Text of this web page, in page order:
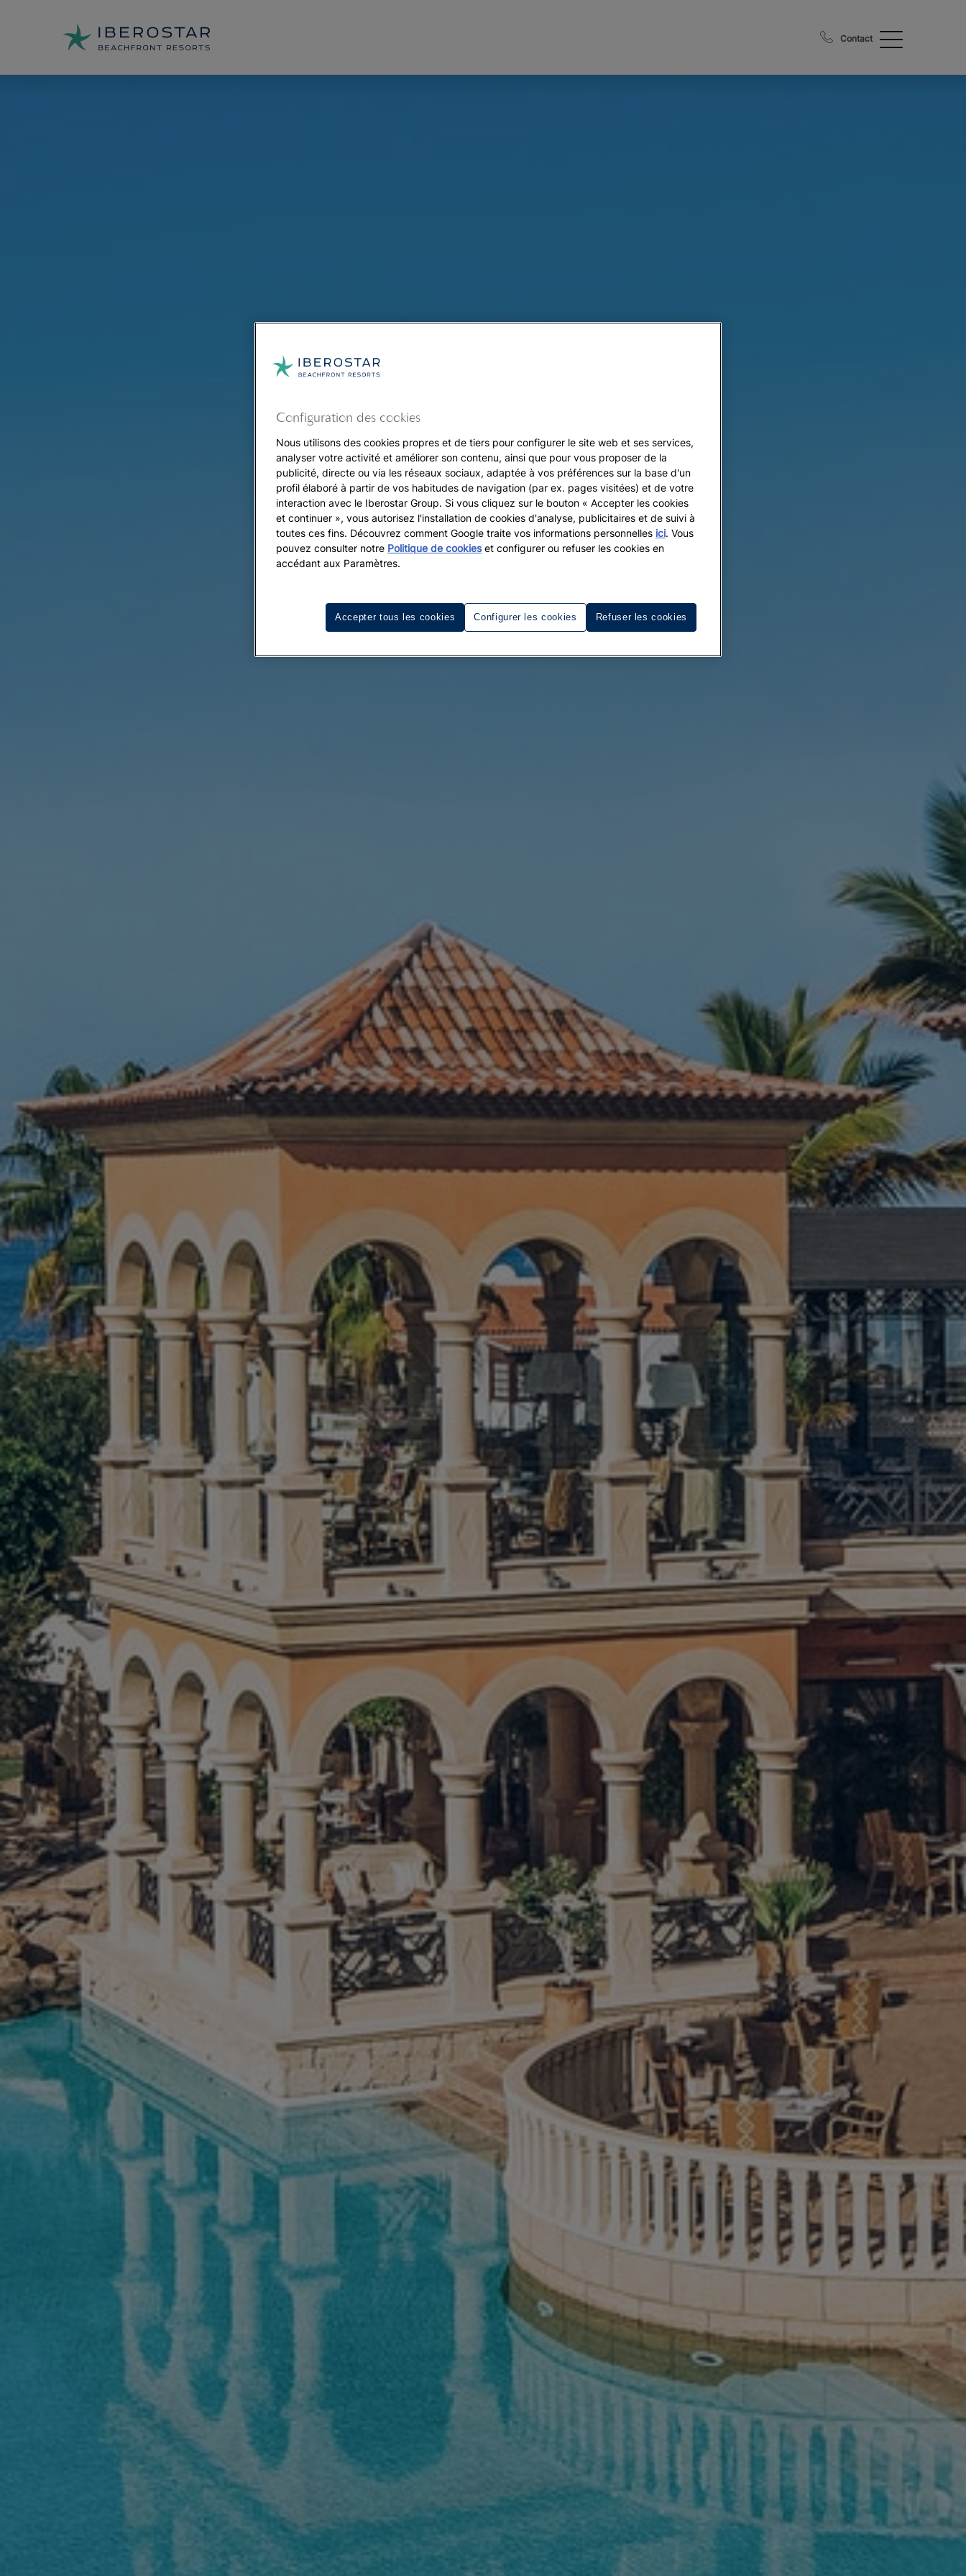
Contact
Configuration des cookies
Nous utilisons des cookies propres et de tiers pour configurer le site web et ses services,
analyser votre activité et améliorer son contenu, ainsi que pour vous proposer de la
publicité, directe ou via les réseaux sociaux, adaptée à vos préférences sur la base d'un
profil élaboré à partir de vos habitudes de navigation (par ex. pages visitées) et de votre
interaction avec le Iberostar Group. Si vous cliquez sur le bouton « Accepter les cookies
et continuer », vous autorisez l'installation de cookies d'analyse, publicitaires et de suivi à
toutes ces fins. Découvrez comment Google traite vos informations personnelles ici. Vous
pouvez consulter notre Politique de cookieset configurer ou refuser les cookies en
accédant aux Paramètres.
Configurer les cookies Refuser les cookies
Accepter tous les cookies